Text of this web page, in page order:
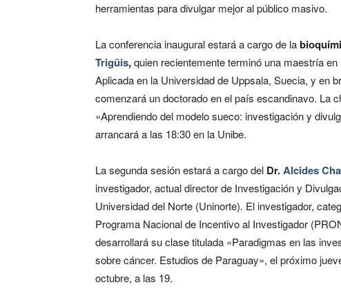
herramientas para divulgar mejor al público masivo.
La conferencia inaugural estará a cargo de la
Trigüis,quien recientemente terminó una maestría
Aplicada en la Universidad de Uppsala, Suecia, y en
comenzará un doctorado en el país escandinavo. La
«Aprendiendo del modelo sueco: investigación y
arrancará a las 18:30 en la Unibe.
La segunda sesión estará a cargo del Dr.Alcides
investigador, actual director de Investigación y
Universidad del Norte (Uninorte). El investigador,
Programa Nacional de Incentivo al Investigador
desarrollará su clase titulada «Paradigmas en las
sobre cáncer. Estudios de Paraguay», el próximo
octubre, a las 19.